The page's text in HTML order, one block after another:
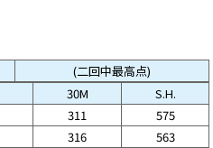
(二回中最高点)
30M
S.H.
311
575
316
563